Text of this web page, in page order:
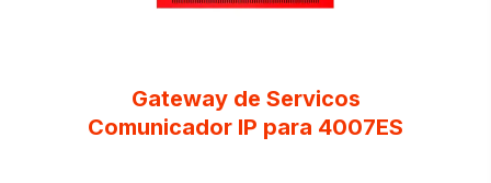
Gateway de Servicos
Comunicador IP para 4007ES